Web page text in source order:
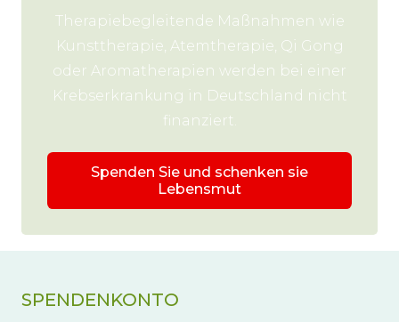
Therapiebegleitende Maßnahmen wie
Kunsttherapie, Atemtherapie, Qi Gong
oder Aromatherapien werden bei einer
Krebserkrankung in Deutschland nicht
finanziert.
Spenden Sie und schenken sie
Lebensmut
SPENDENKONTO